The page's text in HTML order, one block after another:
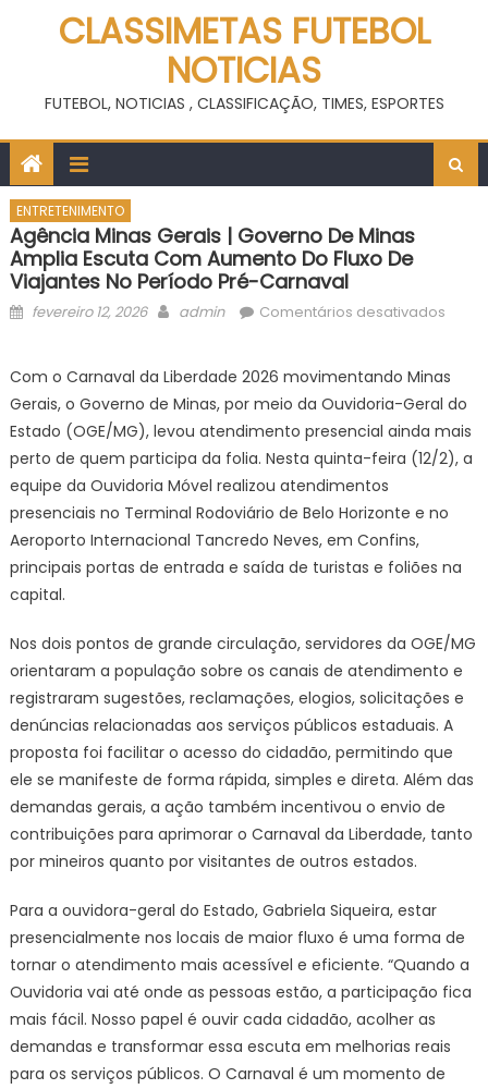
CLASSIMETAS FUTEBOL
NOTICIAS
FUTEBOL, NOTICIAS , CLASSIFICAÇÃO, TIMES, ESPORTES
ENTRETENIMENTO
Agência Minas Gerais | Governo De Minas
Amplia Escuta Com Aumento Do Fluxo De
Viajantes No Período Pré-Carnaval
Posted
fevereiro 12, 2026 Author
admin Comentários desativadosem
de
com
fluxo
no
pré-
Com o Carnaval da Liberdade 2026 movimentando Minas
Gerais, o Governo de Minas, por meio da Ouvidoria-Geral do
Estado (OGE/MG), levou atendimento presencial ainda mais
perto de quem participa da folia. Nesta quinta-feira (12/2), a
equipe da Ouvidoria Móvel realizou atendimentos
presenciais no Terminal Rodoviário de Belo Horizonte e no
Aeroporto Internacional Tancredo Neves, em Confins,
principais portas de entrada e saída de turistas e foliões na
capital.
Nos dois pontos de grande circulação, servidores da OGE/MG
orientaram a população sobre os canais de atendimento e
registraram sugestões, reclamações, elogios, solicitações e
denúncias relacionadas aos serviços públicos estaduais. A
proposta foi facilitar o acesso do cidadão, permitindo que
ele se manifeste de forma rápida, simples e direta. Além das
demandas gerais, a ação também incentivou o envio de
contribuições para aprimorar o Carnaval da Liberdade, tanto
por mineiros quanto por visitantes de outros estados.
Para a ouvidora-geral do Estado, Gabriela Siqueira, estar
presencialmente nos locais de maior fluxo é uma forma de
tornar o atendimento mais acessível e eficiente. “Quando a
Ouvidoria vai até onde as pessoas estão, a participação fica
mais fácil. Nosso papel é ouvir cada cidadão, acolher as
demandas e transformar essa escuta em melhorias reais
para os serviços públicos. O Carnaval é um momento de